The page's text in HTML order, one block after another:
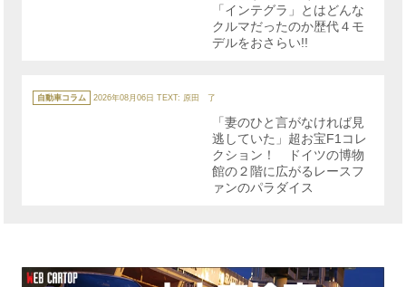
「インテグラ」とはどんな
クルマだったのか歴代４モ
デルをおさらい!!
テ
ゴ
自動車コラム 2026年08月06日 TEXT: 原田 了
「妻のひと言がなければ見
逃していた」超お宝F1コレ
クション！ ドイツの博物
館の２階に広がるレースフ
ァンのパラダイス